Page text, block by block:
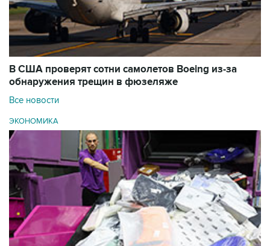
В США проверят сотни самолетов Boeing из-за
обнаружения трещин в фюзеляже
Все новости
ЭКОНОМИКА